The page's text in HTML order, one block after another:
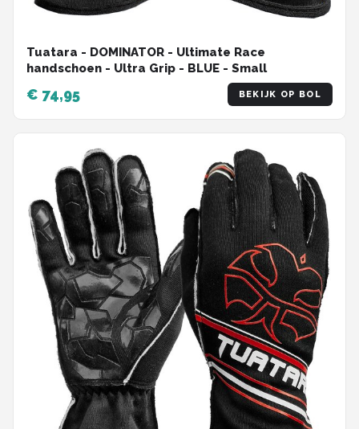
Tuatara - DOMINATOR - Ultimate Race
handschoen - Ultra Grip - BLUE - Small
€ 74,95 BEKIJK OP BOL